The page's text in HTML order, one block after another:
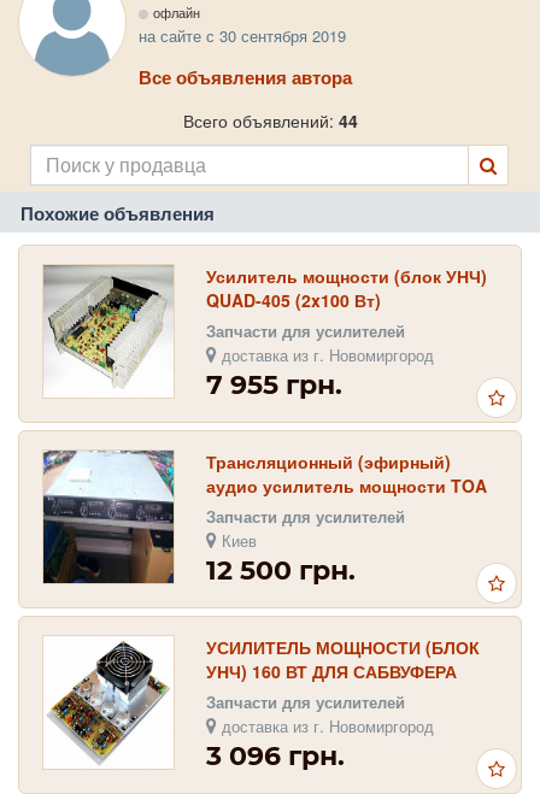
офлайн
на сайте с 30 сентября 2019
Все объявления автора
Всего объявлений: 44
Похожие объявления
Усилитель мощности (блок УНЧ)
QUAD-405 (2x100 Вт)
Запчасти для усилителей
доставка из г. Новомиргород
7 955 грн.
Трансляционный (эфирный)
аудио усилитель мощности TOA
DA-250FH 4х250вт
Запчасти для усилителей
Киев
12 500 грн.
УСИЛИТЕЛЬ МОЩНОСТИ (БЛОК
УНЧ) 160 ВТ ДЛЯ САБВУФЕРА
Запчасти для усилителей
доставка из г. Новомиргород
3 096 грн.